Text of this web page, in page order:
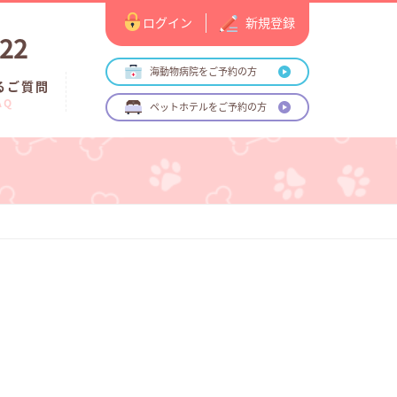
ご質問
ログイン 新規登録
海動物病院をご予約の方
ペットホテルをご予約の方